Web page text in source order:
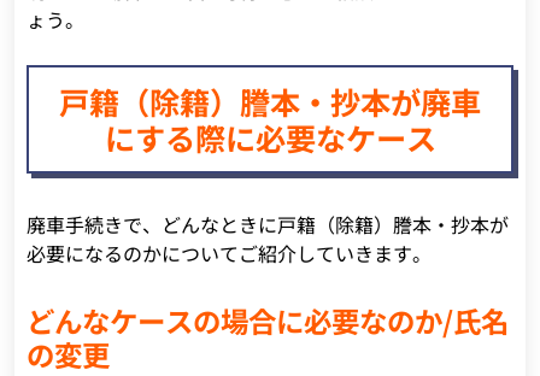
ょう。
戸籍（除籍）謄本・抄本が廃車
にする際に必要なケース
廃車手続きで、どんなときに戸籍（除籍）謄本・抄本が
必要になるのかについてご紹介していきます。
どんなケースの場合に必要なのか/氏名
の変更